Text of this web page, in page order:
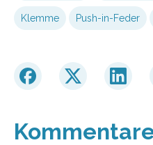
Klemme Push-in-Feder